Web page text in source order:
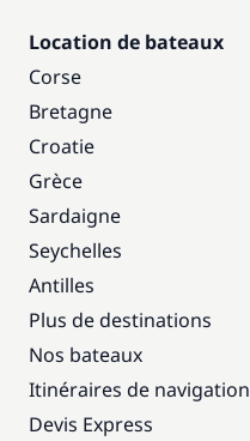
Location de bateaux
Corse
Bretagne
Croatie
Grèce
Sardaigne
Seychelles
Antilles
Plus de destinations
Nos bateaux
Itinéraires de navigation
Devis Express